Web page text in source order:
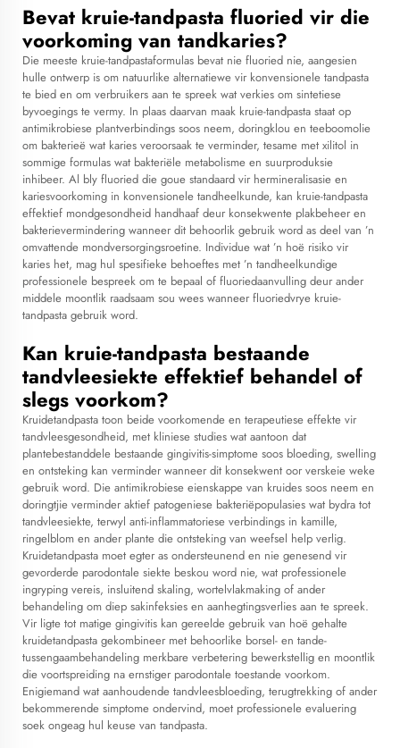
Bevat kruie-tandpasta fluoried vir die
voorkoming van tandkaries?
Die meeste kruie-tandpastaformulas bevat nie fluoried nie, aangesien
hulle ontwerp is om natuurlike alternatiewe vir konvensionele tandpasta
te bied en om verbruikers aan te spreek wat verkies om sintetiese
byvoegings te vermy. In plaas daarvan maak kruie-tandpasta staat op
antimikrobiese plantverbindings soos neem, doringklou en teeboomolie
om bakterieë wat karies veroorsaak te verminder, tesame met xilitol in
sommige formulas wat bakteriële metabolisme en suurproduksie
inhibeer. Al bly fluoried die goue standaard vir hermineralisasie en
kariesvoorkoming in konvensionele tandheelkunde, kan kruie-tandpasta
effektief mondgesondheid handhaaf deur konsekwente plakbeheer en
bakterievermindering wanneer dit behoorlik gebruik word as deel van ’n
omvattende mondversorgingsroetine. Individue wat ’n hoë risiko vir
karies het, mag hul spesifieke behoeftes met ’n tandheelkundige
professionele bespreek om te bepaal of fluoriedaanvulling deur ander
middele moontlik raadsaam sou wees wanneer fluoriedvrye kruie-
tandpasta gebruik word.
Kan kruie-tandpasta bestaande
tandvleesiekte effektief behandel of
slegs voorkom?
Kruidetandpasta toon beide voorkomende en terapeutiese effekte vir
tandvleesgesondheid, met kliniese studies wat aantoon dat
plantebestanddele bestaande gingivitis-simptome soos bloeding, swelling
en ontsteking kan verminder wanneer dit konsekwent oor verskeie weke
gebruik word. Die antimikrobiese eienskappe van kruides soos neem en
doringtjie verminder aktief patogeniese bakteriëpopulasies wat bydra tot
tandvleesiekte, terwyl anti-inflammatoriese verbindings in kamille,
ringelblom en ander plante die ontsteking van weefsel help verlig.
Kruidetandpasta moet egter as ondersteunend en nie genesend vir
gevorderde parodontale siekte beskou word nie, wat professionele
ingryping vereis, insluitend skaling, wortelvlakmaking of ander
behandeling om diep sakinfeksies en aanhegtingsverlies aan te spreek.
Vir ligte tot matige gingivitis kan gereelde gebruik van hoë gehalte
kruidetandpasta gekombineer met behoorlike borsel- en tande-
tussengaambehandeling merkbare verbetering bewerkstellig en moontlik
die voortspreiding na ernstiger parodontale toestande voorkom.
Enigiemand wat aanhoudende tandvleesbloeding, terugtrekking of ander
bekommerende simptome ondervind, moet professionele evaluering
soek ongeag hul keuse van tandpasta.